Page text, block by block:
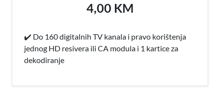
4,00 KM
✔️ Do 160 digitalnih TV kanala i pravo korištenja
jednog HD resivera ili CA modula i 1 kartice za
dekodiranje